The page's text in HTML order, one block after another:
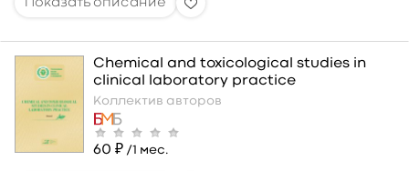
Chemical and toxicological studies in
clinical laboratory practice
Коллектив авторов
60 ₽ /1 мес.